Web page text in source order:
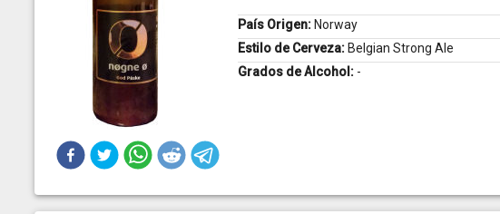
País Origen: Norway
Estilo de Cerveza: Belgian Strong Ale
Grados de Alcohol: -